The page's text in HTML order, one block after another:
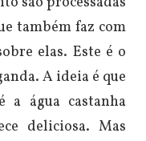
também faz com
elas. Este é o
A ideia é que
a água castanha
deliciosa. Mas